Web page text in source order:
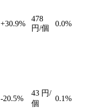
+30.9%
478
円/個
0.0%
-20.5%
43 円/
個
0.1%